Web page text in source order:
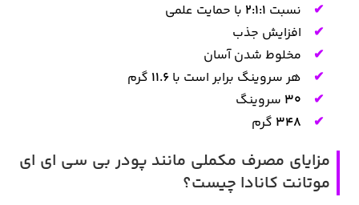
نسبت 2:1:1 با حمایت علمی
افزایش جذب
مخلوط شدن آسان
هر سروینگ برابر است با 11.6 گرم
30 سروینگ
348 گرم
مزایای مصرف مکملی مانند پودر بی سی ای ای
موتانت کانادا چیست؟